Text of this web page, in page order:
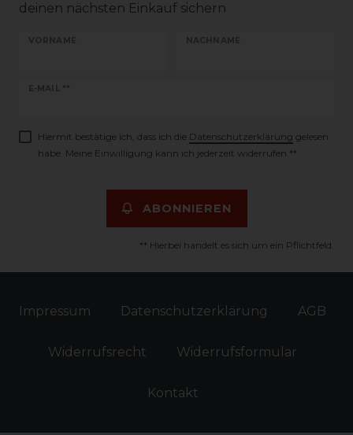
deinen nächsten Einkauf sichern
VORNAME NACHNAME
E-MAIL **
Newsletter
Hiermit bestätige ich, dass ich die Daten­schutz­erklärung gelesen
habe. Meine Einwilligung kann ich jederzeit widerrufen.**
ABONNIEREN
** Hierbei handelt es sich um ein Pflichtfeld.
Impressum Daten­schutz­erklärung AGB
Widerrufs­recht Widerrufs­formular
Kontakt